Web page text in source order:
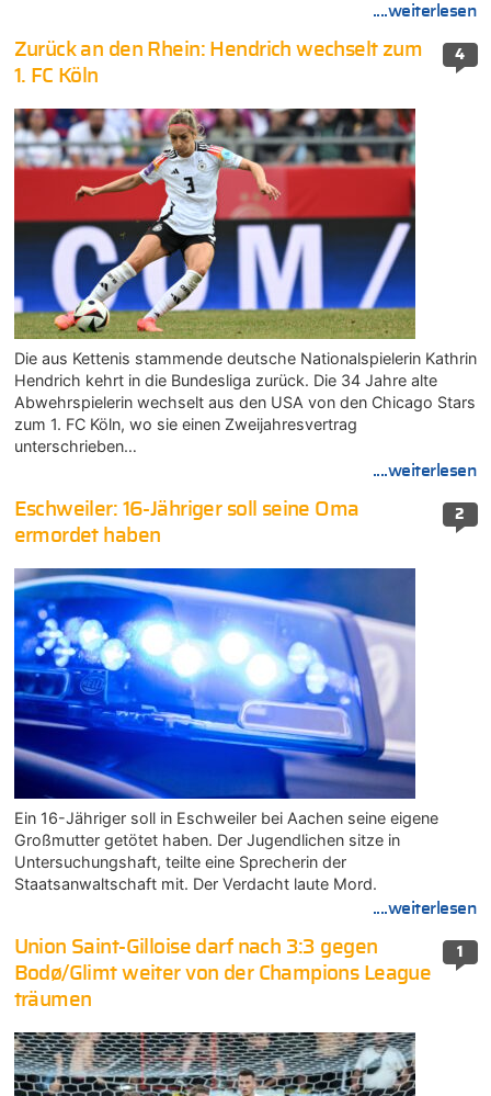
....weiterlesen
4
Zurück an den Rhein: Hendrich wechselt zum
1. FC Köln
Die aus Kettenis stammende deutsche Nationalspielerin Kathrin
Hendrich kehrt in die Bundesliga zurück. Die 34 Jahre alte
Abwehrspielerin wechselt aus den USA von den Chicago Stars
zum 1. FC Köln, wo sie einen Zweijahresvertrag
unterschrieben…
....weiterlesen
2
Eschweiler: 16-Jähriger soll seine Oma
ermordet haben
Ein 16-Jähriger soll in Eschweiler bei Aachen seine eigene
Großmutter getötet haben. Der Jugendlichen sitze in
Untersuchungshaft, teilte eine Sprecherin der
Staatsanwaltschaft mit. Der Verdacht laute Mord.
....weiterlesen
1
Union Saint-Gilloise darf nach 3:3 gegen
Bodø/Glimt weiter von der Champions League
träumen